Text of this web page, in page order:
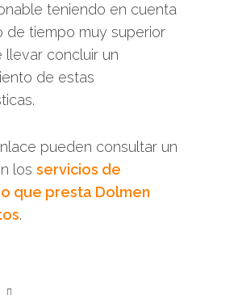
teniendo en cuenta
de tiempo muy superior
llevar concluir un
de estas
pueden consultar un
los servicios de
que presta Dolmen
.